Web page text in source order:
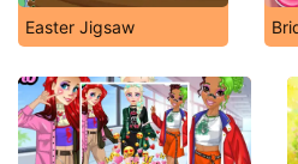
Easter Jigsaw